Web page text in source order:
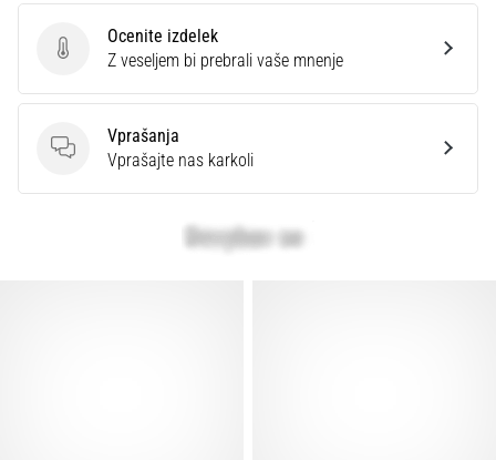
vse
Ocenite izdelek
Ocenite izdelek
Z veseljem bi prebrali vaše mnenje
Vprašanja
Vprašanja
Vprašajte nas karkoli